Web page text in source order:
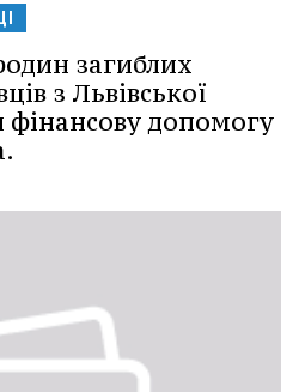
загиблих
з Львівської
фінансову допомогу